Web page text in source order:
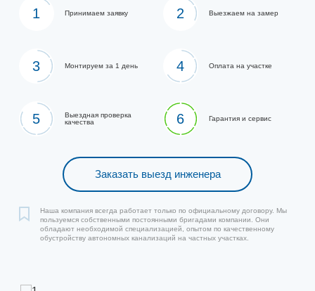
1 Принимаем заявку 2 Выезжаем на замер
3 Монтируем за 1 день 4 Оплата на участке
5
Выездная проверка
качества
6 Гарантия и сервис
Заказать выезд инженера
Наша компания всегда работает только по официальному договору. Мы
пользуемся собственными постоянными бригадами компании. Они
обладают необходимой специализацией, опытом по качественному
обустройству автономных канализаций на частных участках.